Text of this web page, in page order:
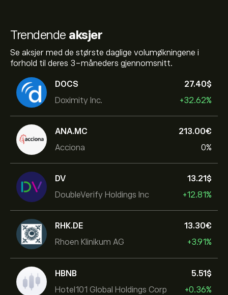
Trendende aksjer
Se aksjer med de største daglige volumøkningene i
forhold til deres 3-måneders gjennomsnitt.
DOCS
Doximity Inc.
27.40‎$‎
+32.62%
ANA.MC
Acciona
213.00‎€‎
0%
DV
DoubleVerify Holdings Inc
13.21‎$‎
+12.81%
RHK.DE
Rhoen Klinikum AG
13.30‎€‎
+3.91%
HBNB
Hotel101 Global Holdings Corp
5.51‎$‎
+0.36%